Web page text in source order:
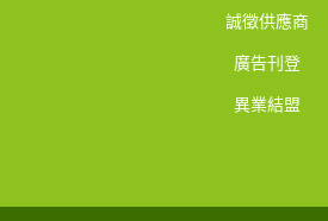
誠徵供應商
廣告刊登
異業結盟